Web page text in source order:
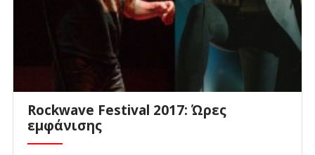
Rockwave Festival 2017: Ώρες
εμφάνισης